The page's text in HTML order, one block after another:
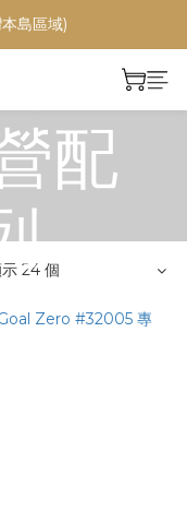
島區域)
燈/
配
24 個